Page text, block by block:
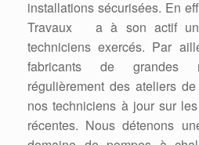
installations sécurisées. En
Travaux a à son actif
techniciens exercés. Par
fabricants de grandes
régulièrement des ateliers
nos techniciens à jour sur
récentes. Nous détenons